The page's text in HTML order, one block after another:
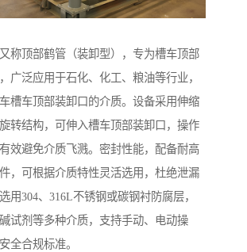
称顶部鹤管（装卸型），专为槽车顶部
广泛应用于石化、化工、粮油等行业，
槽车顶部装卸口的介质。设备采用伸缩
转结构，可伸入槽车顶部装卸口，操作
效避免介质飞溅。密封性能，配备耐高
，可根据介质特性灵活选用，杜绝泄漏
用304、316L不锈钢或碳钢衬防腐层，
试剂等多种介质，支持手动、电动操
全合规标准。